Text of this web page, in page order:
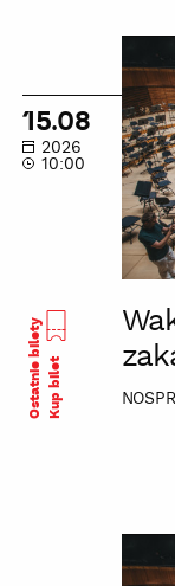
zwiedzanie
zakamarków
NOSPR
15.08
2026
10:00
NOSPR
Ostatnie biletyKup bilet
zwiedzanie